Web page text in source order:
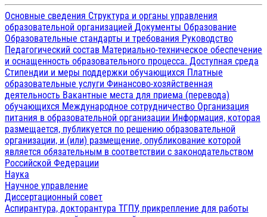
Основные сведения Структура и органы управления
образовательной организацией Документы Образование
Образовательные стандарты и требования Руководство
Педагогический состав Материально-техническое обеспечение
и оснащенность образовательного процесса. Доступная среда
Стипендии и меры поддержки обучающихся Платные
образовательные услуги Финансово-хозяйственная
деятельность Вакантные места для приема (перевода)
обучающихся Международное сотрудничество Организация
питания в образовательной организации Информация, которая
размещается, публикуется по решению образовательной
организации, и (или) размещение, опубликование которой
является обязательным в соответствии с законодательством
Российской Федерации
Наука
Научное управление
Диссертационный совет
Аспирантура, докторантура ТГПУ, прикрепление для работы